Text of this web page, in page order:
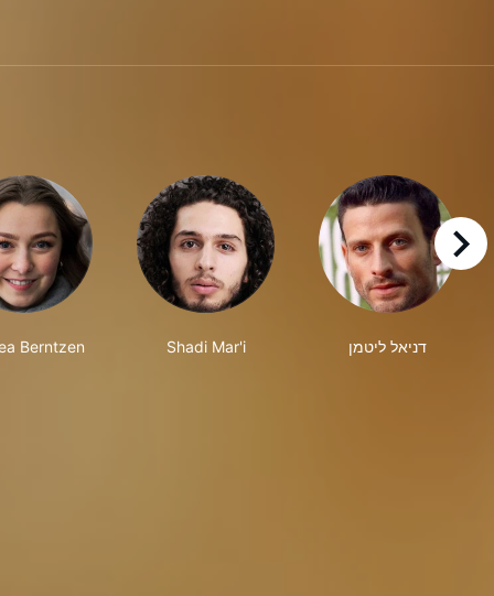
Berntzen Shadi Mar'i דניאל ליטמן
right